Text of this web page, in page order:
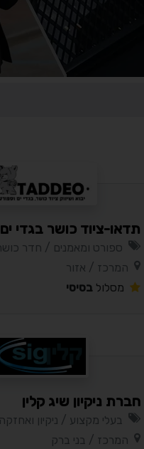
תדאו-ציוד כושר בגדי
ספורט ומאמנים / חדר
המרכז / אזור
מסלול בסיסי
חברת ניקיון שיג קלין
בעלי מקצוע / ניקיון ואחזקה
המרכז / בני ברק